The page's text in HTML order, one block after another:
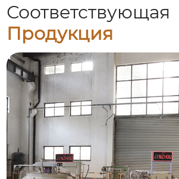
Соответствующая
Продукция